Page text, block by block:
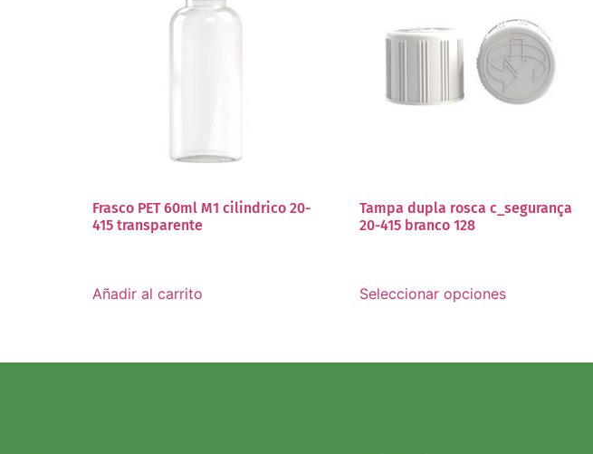
Frasco PET 60ml M1 cilindrico 20-
415 transparente
Añadir al carrito
Tampa dupla rosca c_segurança
20-415 branco 128
Seleccionar opciones